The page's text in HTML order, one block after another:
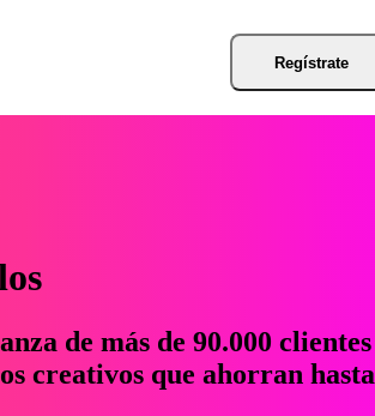
Regístrate
de más de 90.000 clientes
creativos que ahorran hasta